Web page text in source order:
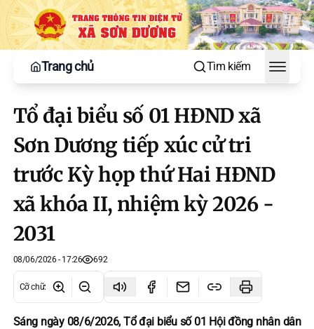
Trang chủ Tìm kiếm
Toggle
Tổ đại biểu số 01 HĐND xã
Sơn Dương tiếp xúc cử tri
trước Kỳ họp thứ Hai HĐND
xã khóa II, nhiệm kỳ 2026 -
2031
08/06/2026 - 17:26 692
Cỡ chữ:
Sáng ngày 08/6/2026, Tổ đại biểu số 01 Hội đồng nhân dân